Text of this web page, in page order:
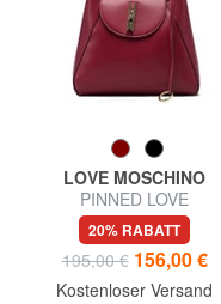
LOVE MOSCHINO
PINNED LOVE
Umhängetasche
20% RABATT
195,00 € 156,00 €
Kostenloser Versand